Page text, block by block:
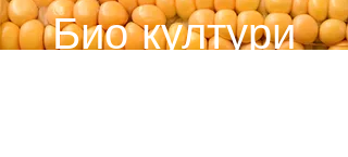
Био култури